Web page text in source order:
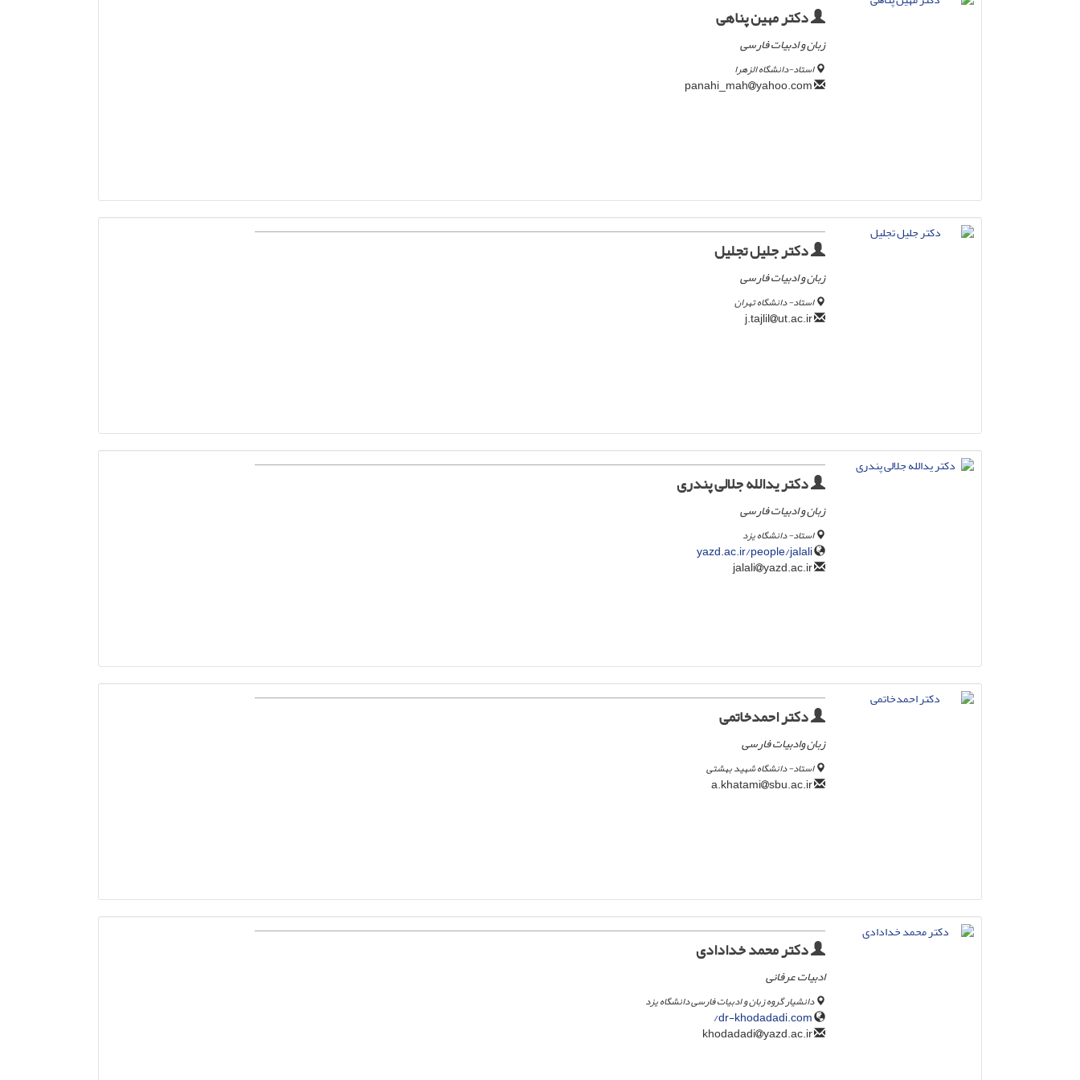
دکتر مهین پناهی
زبان و ادبیات فارسی
استاد-دانشگاه الزهرا
yahoo.com
دکتر جلیل تجلیل
زبان و ادبیات فارسی
استاد- دانشگاه تهران
ut.ac.ir
دکتر یدالله جلالی پندری
زبان و ادبیات فارسی
استاد- دانشگاه یزد
yazd.ac.ir/people/jalali
yazd.ac.ir
دکتر احمدخاتمی
زبان وادبیات فارسی
استاد- دانشگاه شهید بهشتی
sbu.ac.ir
دکتر محمد خدادادی
ادبیات عرفانی
دانشیار گروه زبان و ادبیات فارسی دانشگاه یزد
dr-khodadadi.com/
yazd.ac.ir